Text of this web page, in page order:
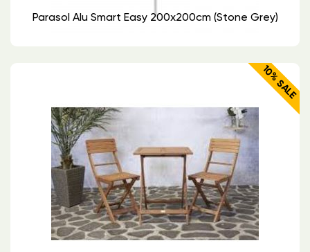
Parasol Alu Smart Easy 200x200cm (stone Grey)
10% SALE